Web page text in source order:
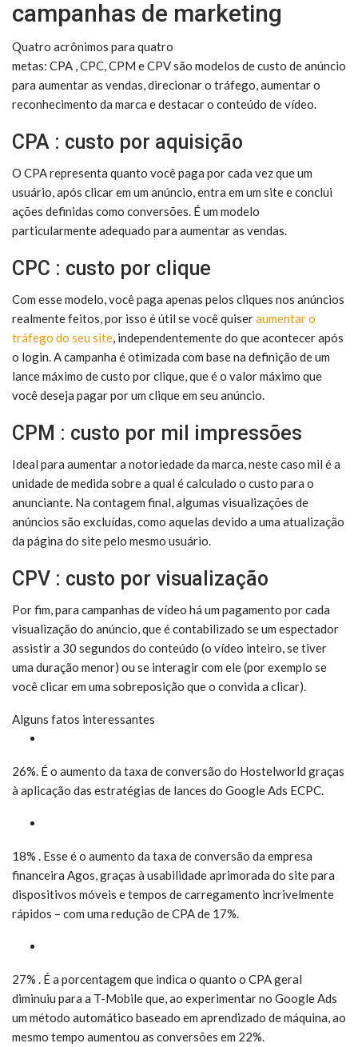
campanhas de marketing
Quatro acrônimos para quatro
metas: CPA ,CPC,CPM eCPVsão modelos de custo de anúncio
para aumentar as vendas, direcionar o tráfego, aumentar o
reconhecimento da marca e destacar o conteúdo de vídeo.
CPA : custo por aquisição
O CPA representa quanto você paga por cada vez que um
usuário, após clicar em um anúncio, entra em um site e conclui
ações definidas como conversões. É um modelo
particularmente adequado para aumentar as vendas.
CPC : custo por clique
Com esse modelo, você paga apenas pelos cliques nos anúncios
realmente feitos, por isso é útil se você quiseraumentar o
tráfego do seu site, independentemente do que acontecer após
o login. A campanha é otimizada com base na definição de um
lance máximo de custo por clique, que é o valor máximo que
você deseja pagar por um clique em seu anúncio.
CPM : custo por mil impressões
Ideal para aumentar a notoriedade da marca, neste caso mil é a
unidade de medida sobre a qual é calculado o custo para o
anunciante. Na contagem final, algumas visualizações de
anúncios são excluídas, como aquelas devido a uma atualização
da página do site pelo mesmo usuário.
CPV : custo por visualização
Por fim, para campanhas de vídeo há um pagamento por cada
visualização do anúncio, que é contabilizado se um espectador
assistir a 30 segundos do conteúdo (o vídeo inteiro, se tiver
uma duração menor) ou se interagir com ele (por exemplo se
você clicar em uma sobreposição que o convida a clicar).
Alguns fatos interessantes
26%. É o aumento da taxa de conversão do Hostelworld graças
à aplicação das estratégias de lances do Google Ads ECPC.
18% . Esse é o aumento da taxa de conversão da empresa
financeira Agos, graças à usabilidade aprimorada do site para
dispositivos móveis e tempos de carregamento incrivelmente
rápidos – com uma redução de CPA de 17%.
27% . É a porcentagem que indica o quanto o CPA geral
diminuiu para a T-Mobile que, ao experimentar no Google Ads
um método automático baseado em aprendizado de máquina, ao
mesmo tempo aumentou as conversões em 22%.